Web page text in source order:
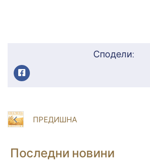
Сподели:
ПРЕДИШНА
Последни новини